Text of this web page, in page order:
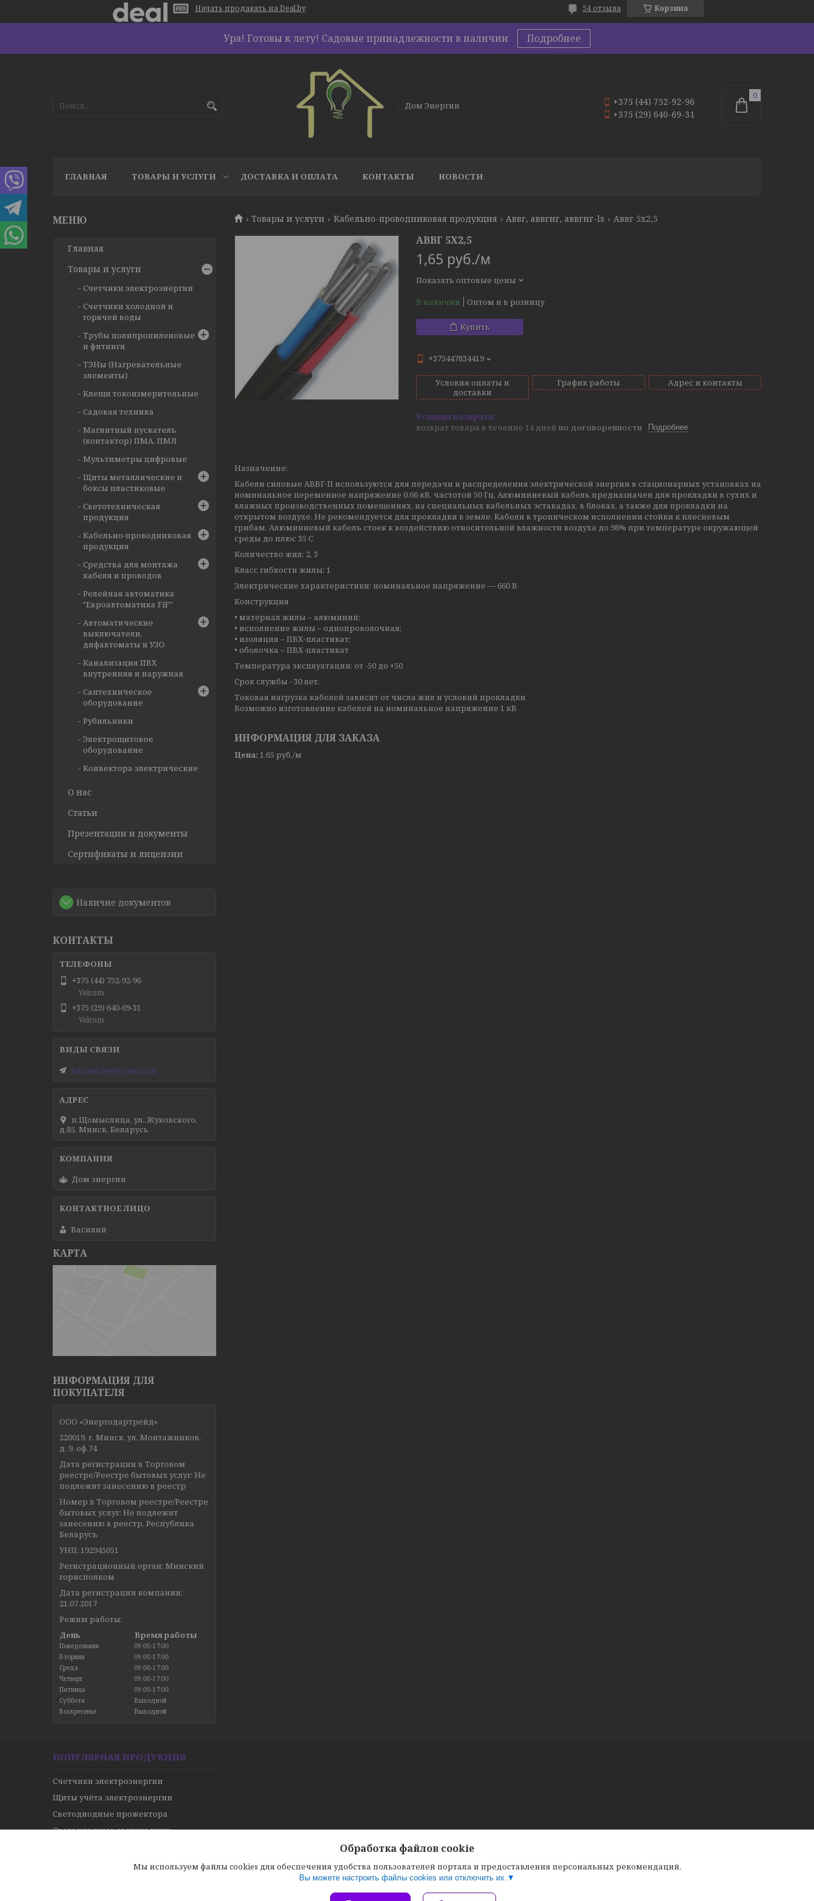
Начать продавать на Deal.by Корзина
54 отзыва
Ура! Готовы к лету! Садовые принадлежности в наличии Подробнее
Дом Энергии
+375 (44) 752-92-96
+375 (29) 640-69-31
ГЛАВНАЯ ТОВАРЫ И УСЛУГИ ДОСТАВКА И ОПЛАТА КОНТАКТЫ НОВОСТИ
Товары и услуги Кабельно-проводниковая продукция Аввг, аввгнг, аввгнг-ls Аввг 5х2,5
АВВГ 5Х2,5
1,65 руб./м
Показать оптовые цены
В наличии
Оптом и в розницу
Купить
+375447834419
Условия оплаты и
доставки
График работы Адрес и контакты
возврат товара в течение 14 дней по договоренности Подробнее
Назначение:
Кабели силовые АВВГ-П используются для передачи и распределения электрической энергии в стационарных установках на
номинальное переменное напряжение 0.66 кВ, частотой 50 Гц. Алюминиевый кабель предназначен для прокладки в сухих и
влажных производственных помещениях, на специальных кабельных эстакадах, в блоках, а также для прокладки на
открытом воздухе. Не рекомендуется для прокладки в земле. Кабели в тропическом исполнении стойки к плесневым
грибам. Алюминиевый кабель стоек к воздействию относительной влажности воздуха до 98% при температуре окружающей
среды до плюс 35 С
Количество жил: 2, 3
Класс гибкости жилы: 1
Электрические характеристики: номинальное напряжение — 660 В
Конструкция
• материал жилы – алюминий;
• исполнение жилы – однопроволочная;
• изоляция – ПВХ-пластикат;
• оболочка – ПВХ-пластикат
Температура эксплуатации: от -50 до +50
Срок службы - 30 лет.
Токовая нагрузка кабелей зависит от числа жил и условий прокладки
Возможно изготовление кабелей на номинальное напряжение 1 кВ
ИНФОРМАЦИЯ ДЛЯ ЗАКАЗА
Цена: 1,65 руб./м
Главная
Товары и услуги
Счетчики электроэнергии
Счетчики холодной и
горячей воды
Трубы полипропиленовые
и фитинги
ТЭНы (Нагревательные
элементы)
Клещи токоизмерительные
Садовая техника
Магнитный пускатель
(контактор) ПМА, ПМЛ
Мультиметры цифровые
Щиты металлические и
боксы пластиковые
Светотехническая
продукция
Кабельно-проводниковая
продукция
Средства для монтажа
кабеля и проводов
Релейная автоматика
"Евроавтоматика FiF"
Автоматические
выключатели,
дифавтоматы и УЗО
Канализация ПВХ
внутренняя и наружная
Сантехническое
оборудование
Рубильники
Электрощитовое
оборудование
Конвектора электрические
О нас
Статьи
Презентации и документы
Сертификаты и лицензии
Наличие документов
КОНТАКТЫ
+375 (44) 752-92-96
Velcom
+375 (29) 640-69-31
Velcom
kilowat.by@gmail.com
п.Щомыслица, ул..Жуковского,
д.85, Минск, Беларусь
Дом энергии
Василий
КАРТА
ИНФОРМАЦИЯ ДЛЯ
ПОКУПАТЕЛЯ
ООО «Энергодартрейд»
220019, г. Минск, ул. Монтажников,
д. 9, оф.74
Дата регистрации в Торговом
реестре/Реестре бытовых услуг: Не
подлежит занесению в реестр
Номер в Торговом реестре/Реестре
бытовых услуг: Не подлежит
занесению в реестр, Республика
Беларусь
УНП: 192945051
Регистрационный орган: Минский
горисполком
Дата регистрации компании:
21.07.2017
Режим работы:
День
Время работы
Понедельник
09:00-17:00
Вторник
09:00-17:00
Среда
09:00-17:00
Четверг
09:00-17:00
Пятница
09:00-17:00
Суббота
Выходной
Воскресенье
Выходной
ПОПУЛЯРНАЯ ПРОДУКЦИЯ
Счетчики электроэнергии
Щиты учёта электроэнергии
Светодиодные прожектора
Светодиодные светильники
Обработка файлов cookie
Мы используем файлы cookies для обеспечения удобства пользователей портала и предоставления персональных рекомендаций.
Вы можете настроить файлы cookies или отключить их.